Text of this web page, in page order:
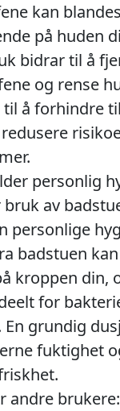
kan
på huden
bidrar til å
og rense
til å forhindre
personlig
av
personlige
badstuen
kroppen din,
for
En grundig
fuktighet
andre